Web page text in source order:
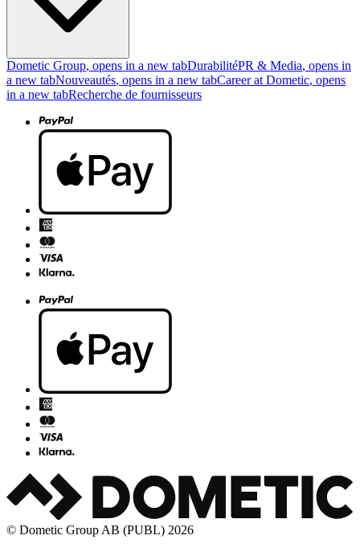
Dometic Group, opens in a new tabDurabilitéPR & Media, opens in
a new tabNouveautés, opens in a new tabCareer at Dometic, opens
in a new tabRecherche de fournisseurs
© Dometic Group AB (PUBL) 2026